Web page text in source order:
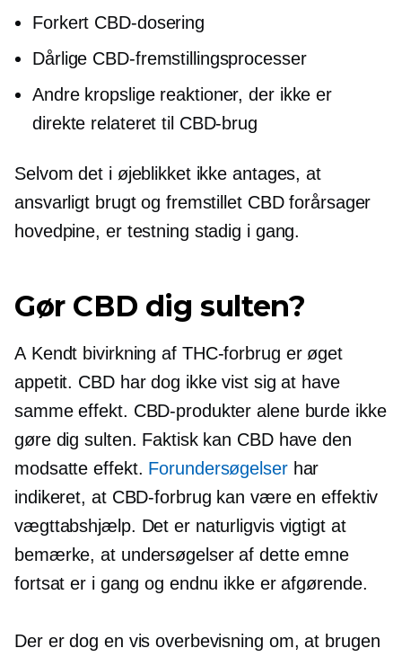
Forkert CBD-dosering
Dårlige CBD-fremstillingsprocesser
Andre kropslige reaktioner, der ikke er
direkte relateret til CBD-brug
Selvom det i øjeblikket ikke antages, at
ansvarligt brugt og fremstillet CBD forårsager
hovedpine, er testning stadig i gang.
Gør CBD dig sulten?
A Kendt bivirkning af THC-forbrug er øget
appetit. CBD har dog ikke vist sig at have
samme effekt. CBD-produkter alene burde ikke
gøre dig sulten. Faktisk kan CBD have den
modsatte effekt. Forundersøgelserhar
indikeret, at CBD-forbrug kan være en effektiv
vægttabshjælp. Det er naturligvis vigtigt at
bemærke, at undersøgelser af dette emne
fortsat er i gang og endnu ikke er afgørende.
Der er dog en vis overbevisning om, at brugen